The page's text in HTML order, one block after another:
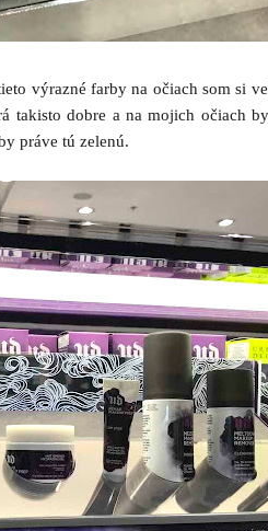
výrazné farby na očiach som si
takisto dobre a na mojich očiach
práve tú zelenú.